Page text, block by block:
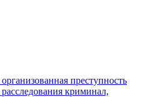
организованная преступность
расследования криминал,